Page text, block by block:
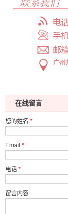
在线留言
您的姓名:*
Email:*
电话:*
留言内容